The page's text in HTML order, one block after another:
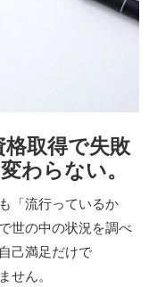
格取得で失敗
わらない。
「流行っているか
世の中の状況を調べ
己満足だけで
せん。